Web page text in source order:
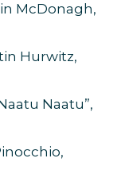
McDonagh,
Hurwitz,
Naatu”,